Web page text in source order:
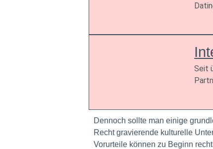
Seit
Dennoch sollte man einige
Recht gravierende kulturelle
Vorurteile können zu Beginn